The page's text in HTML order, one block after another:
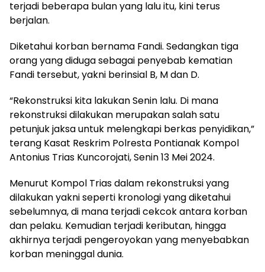
terjadi beberapa bulan yang lalu itu, kini terus
berjalan.
Diketahui korban bernama Fandi. Sedangkan tiga
orang yang diduga sebagai penyebab kematian
Fandi tersebut, yakni berinsial B, M dan D.
“Rekonstruksi kita lakukan Senin lalu. Di mana
rekonstruksi dilakukan merupakan salah satu
petunjuk jaksa untuk melengkapi berkas penyidikan,”
terang Kasat Reskrim Polresta Pontianak Kompol
Antonius Trias Kuncorojati, Senin 13 Mei 2024.
Menurut Kompol Trias dalam rekonstruksi yang
dilakukan yakni seperti kronologi yang diketahui
sebelumnya, di mana terjadi cekcok antara korban
dan pelaku. Kemudian terjadi keributan, hingga
akhirnya terjadi pengeroyokan yang menyebabkan
korban meninggal dunia.